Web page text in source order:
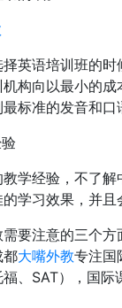
英语培训班的
构向以最小的
标准的发音和口
学经验，不了
学习效果，并
要注意的三个
都大嘴外教专注国
、SAT），国